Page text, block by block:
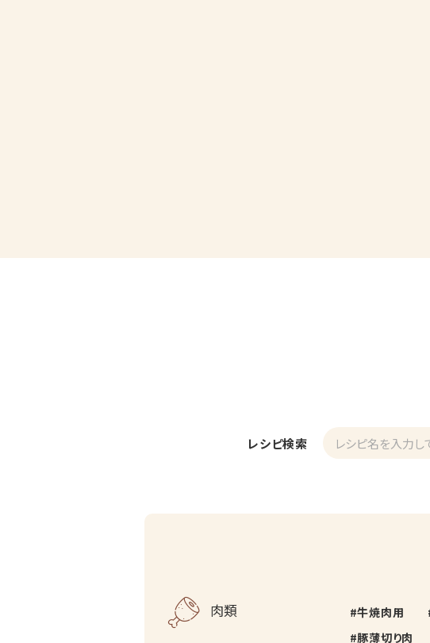
レシピ検索
肉類 牛焼肉用
豚薄切り肉